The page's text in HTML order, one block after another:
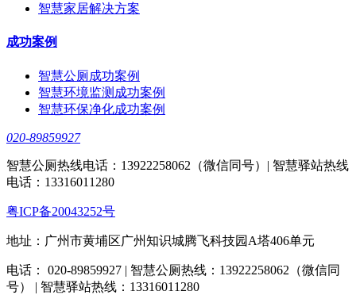
智慧家居解决方案
成功案例
智慧公厕成功案例
智慧环境监测成功案例
智慧环保净化成功案例
020-89859927
智慧公厕热线电话：13922258062（微信同号）| 智慧驿站热线
电话：13316011280
粤ICP备20043252号
地址：广州市黄埔区广州知识城腾飞科技园A塔406单元
电话： 020-89859927 | 智慧公厕热线：13922258062（微信同
号） | 智慧驿站热线：13316011280